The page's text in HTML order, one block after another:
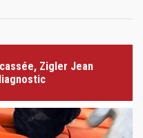
Zigler Jean